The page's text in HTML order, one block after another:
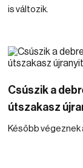
is változik.
Csúszik a
útszakasz
Később végeznek